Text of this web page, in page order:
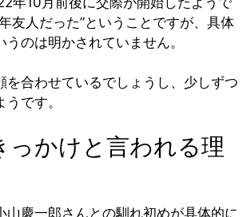
友人だった”ということですが、具体
のは明かされていません。
を合わせているでしょうし、少しずつ
です。
っかけと言われる理
山慶一郎さんとの馴れ初めが具体的に